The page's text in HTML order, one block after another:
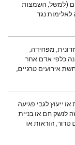
(למשל, השמצות
לאלימות נגד
מפחידה,
כלפי אדם אחר
אירועים טרגיים,
ייעוץ לגבי פגיעה
לנשק חם או בניית
טרור, הוראות או